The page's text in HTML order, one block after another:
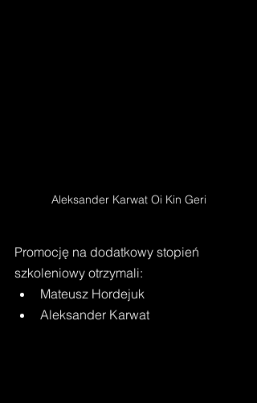
Aleksander Karwat Oi Kin Geri
Promocję na dodatkowy stopień
szkoleniowy otrzymali:
Mateusz Hordejuk
Aleksander Karwat